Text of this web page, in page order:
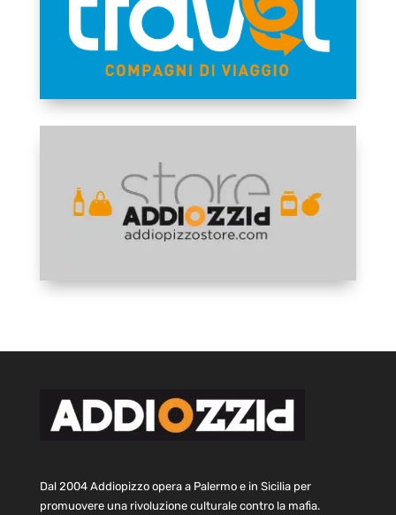
Dal 2004 Addiopizzo opera a Palermo e in Sicilia per
promuovere una rivoluzione culturale contro la mafia.